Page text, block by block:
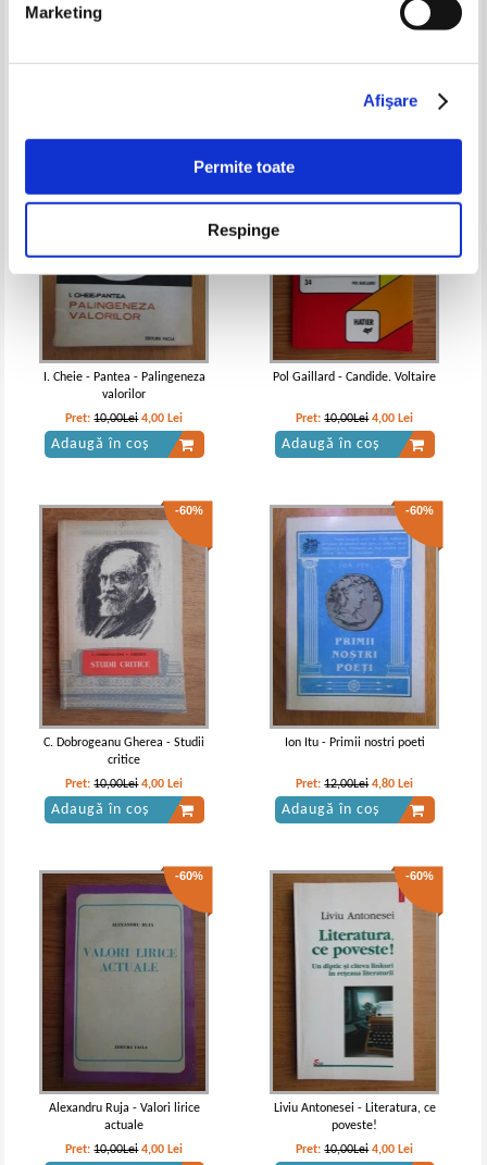
Marketing
Afişare
Permite toate
Respinge
Adrian Dinu Rachieru - O
Revista Manuscriptum, anul
I. Cheie - Pantea - Palingeneza
valorilor
Pret:10,00Lei 4,00 Lei
Adaugă în coș
Pol Gaillard - Candide. Voltaire
Pret:10,00Lei 4,00 Lei
Adaugă în coș
-60%
C. Dobrogeanu Gherea - Studii
critice
Pret:10,00Lei 4,00 Lei
Adaugă în coș
-60%
Ion Itu - Primii nostri poeti
Pret:12,00Lei 4,80 Lei
Adaugă în coș
-60%
Alexandru Ruja - Valori lirice
actuale
Pret:10,00Lei 4,00 Lei
-60%
Liviu Antonesei - Literatura, ce
poveste!
Pret:10,00Lei 4,00 Lei